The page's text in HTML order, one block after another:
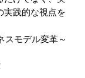
実践的な視点を
スモデル変革～